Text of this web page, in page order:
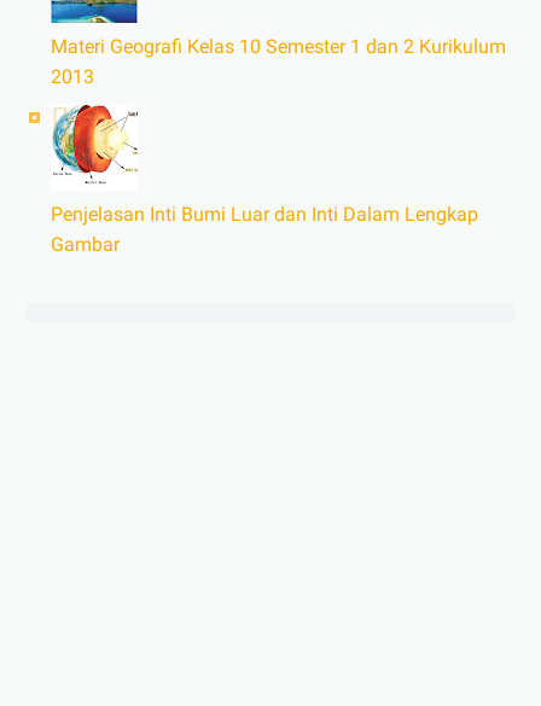
Materi Geografi Kelas 10 Semester 1 dan 2 Kurikulum
2013
Penjelasan Inti Bumi Luar dan Inti Dalam Lengkap
Gambar